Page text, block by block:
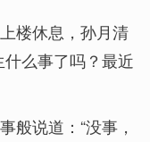
楼休息，孙月清
么事了吗？最近
般说道：“没事，